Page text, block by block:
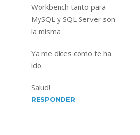
Workbench tanto para
MySQL y SQL Server son
la misma
Ya me dices como te ha
ido.
Salud!
RESPONDER